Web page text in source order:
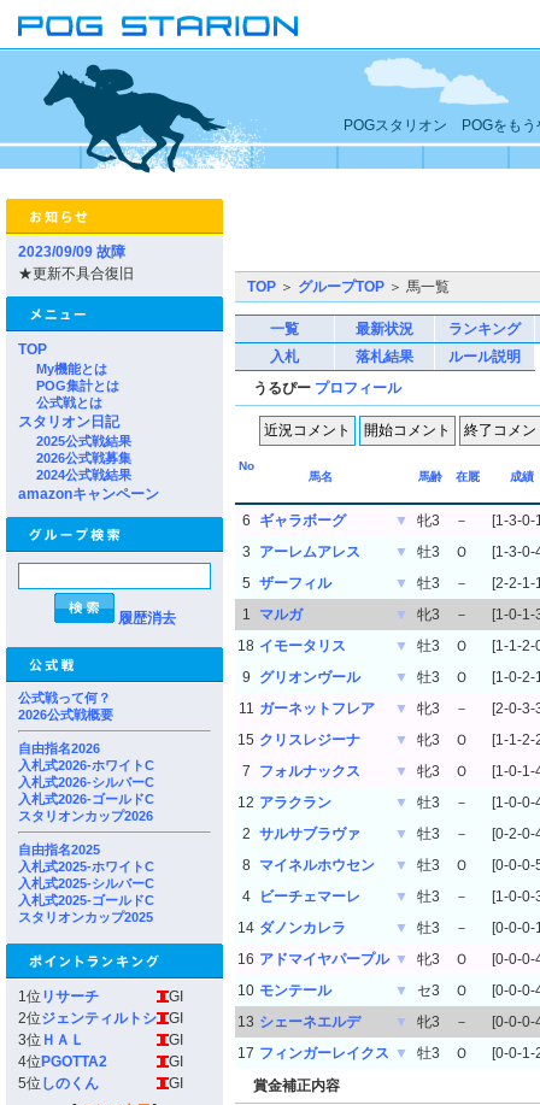
POGスタリオン POGをもう
2023/09/09 故障
★更新不具合復旧
TOP
My機能とは
POG集計とは
公式戦とは
スタリオン日記
2025公式戦結果
2026公式戦募集
2024公式戦結果
amazonキャンペーン
履歴消去
公式戦って何？
2026公式戦概要
自由指名2026
入札式2026-ホワイトC
入札式2026-シルバーC
入札式2026-ゴールドC
スタリオンカップ2026
自由指名2025
入札式2025-ホワイトC
入札式2025-シルバーC
入札式2025-ゴールドC
スタリオンカップ2025
1位 リサーチ
GI
2位ジェンティルトシ
GI
3位 ＨＡＬ
GI
4位 PGOTTA2
GI
5位 しのくん
GI
TOP ＞ グループTOP ＞ 馬一覧
一覧 最新状況
ランキング
入札
落札結果
ルール説明
うるぴー プロフィール
No
馬名
馬齢 在厩 成績
6 ギャラボーグ ▼ 牝3 －
[1-3-0-
3
アーレムアレス ▼ 牡3 Ｏ
[1-3-0-
5 ザーフィル ▼ 牡3 －
[2-2-1-
1
マルガ ▼ 牝3 －
[1-0-1-
18 イモータリス ▼ 牡3 Ｏ
[1-1-2-
9
グリオンヴール ▼ 牡3 Ｏ
[1-0-2-
11 ガーネットフレア ▼ 牝3 －
[2-0-3-
15 クリスレジーナ ▼ 牝3 Ｏ
[1-1-2-
7
フォルナックス ▼ 牝3 Ｏ
[1-0-1-
12 アラクラン ▼ 牡3 －
[1-0-0-
2 サルサブラヴァ ▼ 牡3 －
[0-2-0-
8
マイネルホウセン ▼ 牡3 Ｏ
[0-0-0-
4
ビーチェマーレ ▼ 牡3 －
[1-0-0-
14 ダノンカレラ ▼ 牡3 －
[0-0-0-
16 アドマイヤパープル ▼ 牝3 Ｏ
[0-0-0-
10 モンテール ▼ セ3 Ｏ
[0-0-0-
13 シェーネエルデ ▼ 牝3 －
[0-0-0-
17 フィンガーレイクス ▼ 牡3 Ｏ
[0-0-1-
賞金補正内容